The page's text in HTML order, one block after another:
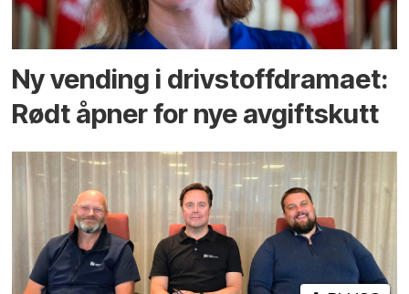
Ny vending i drivstoffdramaet:
Rødt åpner for nye avgiftskutt